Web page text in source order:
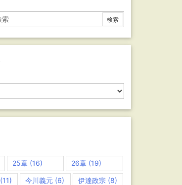
25章(16) 26章 (19)
(11) 今川義元 (6) 伊達政宗(8)